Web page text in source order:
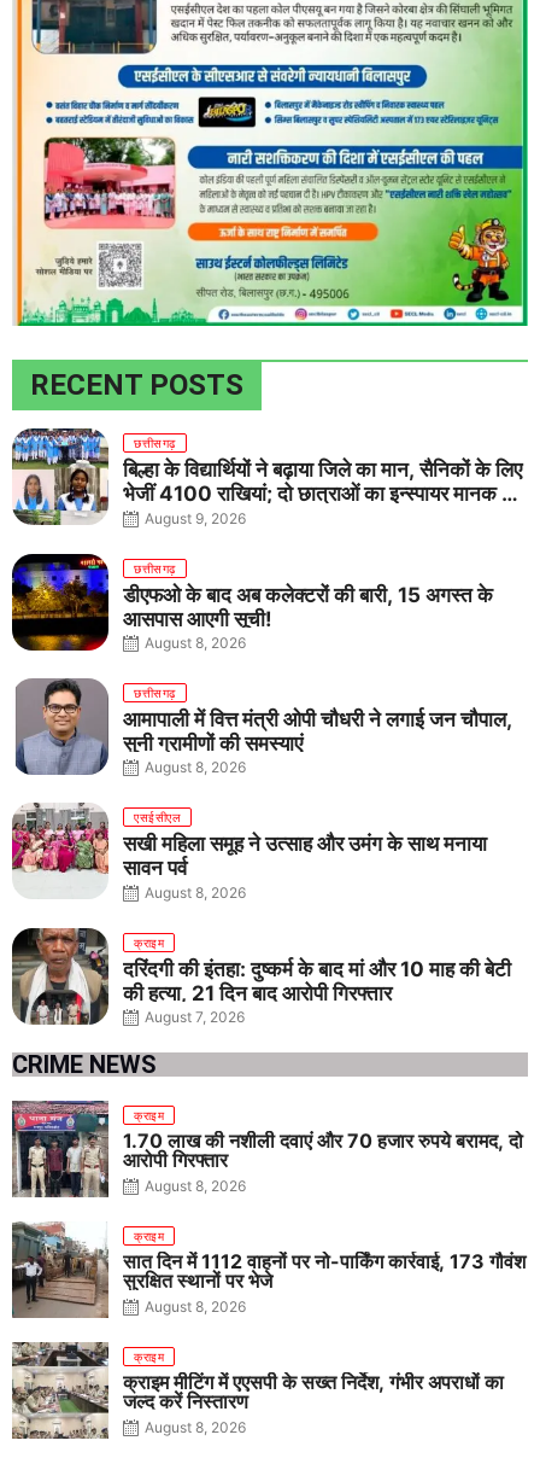
RECENT POSTS
छत्तीसगढ़
बिल्हा के विद्यार्थियों ने बढ़ाया जिले का मान, सैनिकों के लिए
भेजीं 4100 राखियां; दो छात्राओं का इन्स्पायर मानक में
राष्ट्रीय चयन
August 9, 2026
छत्तीसगढ़
डीएफओ के बाद अब कलेक्टरों की बारी, 15 अगस्त के
आसपास आएगी सूची!
August 8, 2026
छत्तीसगढ़
आमापाली में वित्त मंत्री ओपी चौधरी ने लगाई जन चौपाल,
सुनी ग्रामीणों की समस्याएं
August 8, 2026
एसईसीएल
सखी महिला समूह ने उत्साह और उमंग के साथ मनाया
सावन पर्व
August 8, 2026
क्राइम
दरिंदगी की इंतहा: दुष्कर्म के बाद मां और 10 माह की बेटी
की हत्या, 21 दिन बाद आरोपी गिरफ्तार
August 7, 2026
CRIME NEWS
क्राइम
1.70 लाख की नशीली दवाएं और 70 हजार रुपये बरामद, दो
आरोपी गिरफ्तार
August 8, 2026
क्राइम
सात दिन में 1112 वाहनों पर नो-पार्किंग कार्रवाई, 173 गौवंश
सुरक्षित स्थानों पर भेजे
August 8, 2026
क्राइम
क्राइम मीटिंग में एएसपी के सख्त निर्देश, गंभीर अपराधों का
जल्द करें निस्तारण
August 8, 2026